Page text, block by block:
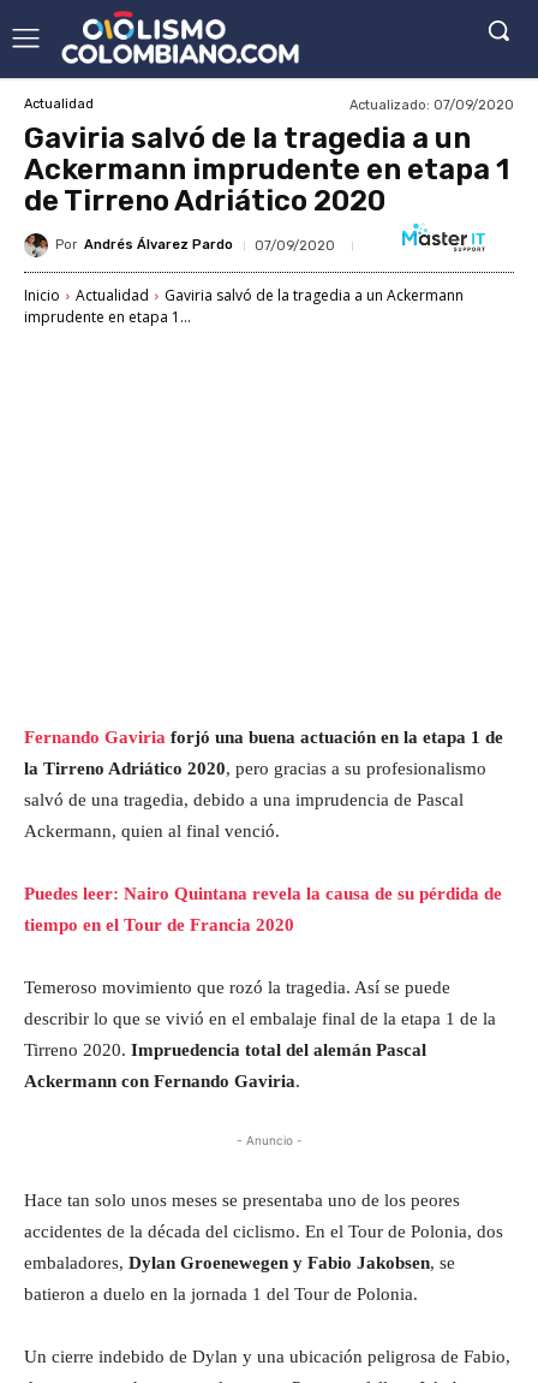
Actualidad Actualizado: 07/09/2020
Gaviria salvó de la tragedia a un
Ackermann imprudente en etapa 1
de Tirreno Adriático 2020
Por Andrés Álvarez Pardo 07/09/2020
Inicio Actualidad
Gaviria salvó de la tragedia a un Ackermann
imprudente en etapa 1...
Fernando Gaviria forjó una buena actuación en la etapa 1 de
la Tirreno Adriático 2020, pero gracias a su profesionalismo
salvó de una tragedia, debido a una imprudencia de Pascal
Ackermann, quien al final venció.
Puedes leer: Nairo Quintana revela la causa de su pérdida de
tiempo en el Tour de Francia 2020
Temeroso movimiento que rozó la tragedia. Así se puede
describir lo que se vivió en el embalaje final de la etapa 1 de la
Tirreno 2020. Impruedencia total del alemán Pascal
Ackermann con Fernando Gaviria.
- Anuncio -
Hace tan solo unos meses se presentaba uno de los peores
accidentes de la década del ciclismo. En el Tour de Polonia, dos
embaladores, Dylan Groenewegen y Fabio Jakobsen, se
batieron a duelo en la jornada 1 del Tour de Polonia.
Un cierre indebido de Dylan y una ubicación peligrosa de Fabio,